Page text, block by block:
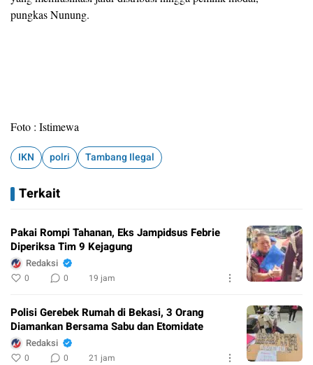
pungkas Nunung.
Foto : Istimewa
IKN polri Tambang Ilegal
Terkait
Pakai Rompi Tahanan, Eks Jampidsus Febrie
Diperiksa Tim 9 Kejagung
Redaksi
0 0 19 jam
Polisi Gerebek Rumah di Bekasi, 3 Orang
Diamankan Bersama Sabu dan Etomidate
Redaksi
0 0 21 jam